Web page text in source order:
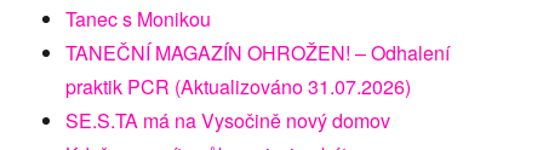
Tanec s Monikou
TANEČNÍ MAGAZÍN OHROŽEN! – Odhalení
praktik PCR (Aktualizováno 31.07.2026)
SE.S.TA má na Vysočině nový domov